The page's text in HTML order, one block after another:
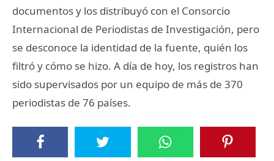
documentos y los distribuyó con el Consorcio
Internacional de Periodistas de Investigación, pero
se desconoce la identidad de la fuente, quién los
filtró y cómo se hizo. A día de hoy, los registros han
sido supervisados por un equipo de más de 370
periodistas de 76 países.